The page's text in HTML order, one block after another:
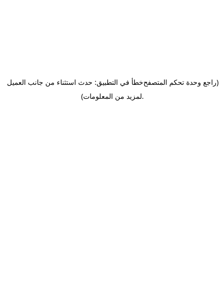
خطأ في التطبيق: حدث استثناء من جانب العميل(راجع وحدة تحكم المتصفح
لمزيد من المعلومات).